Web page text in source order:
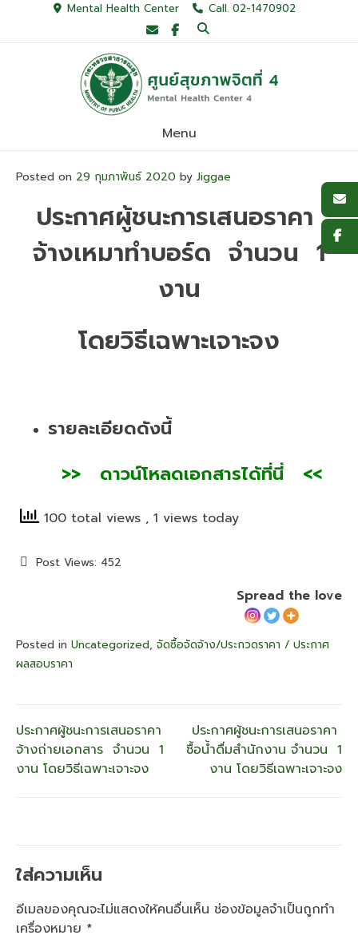
Mental Health Center Call. 02-1470902
Menu
Posted on 29 กุมภาพันธ์ 2020 by Jiggae
ประกาศผู้ชนะการเสนอราคา
จ้างเหมาทำบอร์ด จำนวน 1
งาน
โดยวิธีเฉพาะเจาะจง
รายละเอียดดังนี้
>> ดาวน์โหลดเอกสารได้ที่นี่ <<
100 total views , 1 views today
Post Views: 452
Spread the love
Posted in Uncategorized, จัดซื้อจัดจ้าง/ประกวดราคา / ประกาศ
ผลสอบราคา
แนะแนว
เรื่อง
ประกาศผู้ชนะการเสนอราคา
จ้างถ่ายเอกสาร จำนวน 1
งาน โดยวิธีเฉพาะเจาะจง
ประกาศผู้ชนะการเสนอราคา
ซื้อน้ำดื่มสำนักงาน จำนวน 1
งาน โดยวิธีเฉพาะเจาะจง
ใส่ความเห็น
อีเมลของคุณจะไม่แสดงให้คนอื่นเห็น ช่องข้อมูลจำเป็นถูกทำ
เครื่องหมาย *